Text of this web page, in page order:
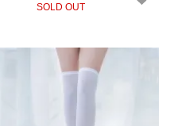
SOLD OUT